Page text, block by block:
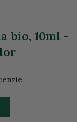
bio, 10ml -